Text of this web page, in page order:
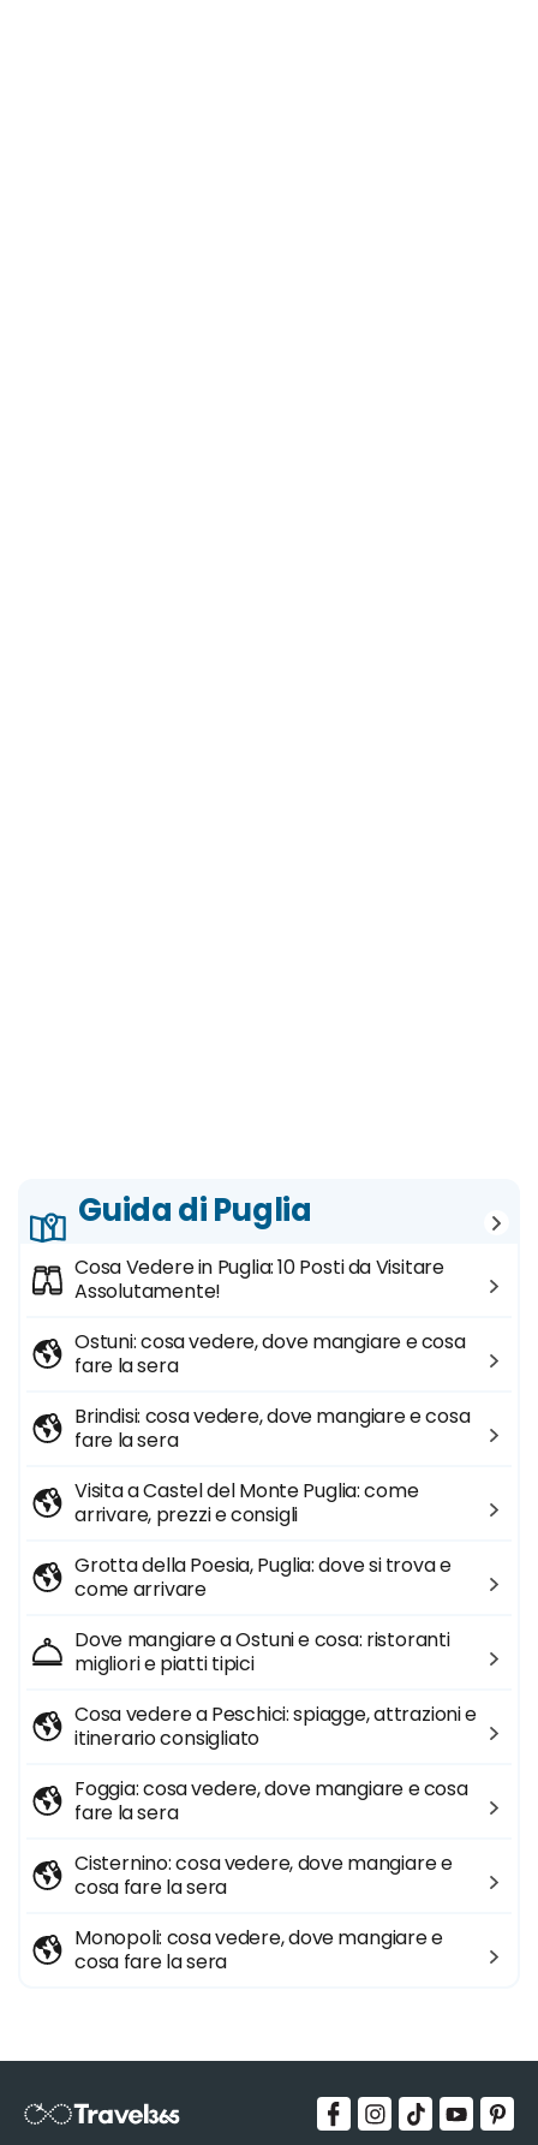
Guida di Puglia
Cosa Vedere in Puglia: 10 Posti da Visitare
Assolutamente!
Ostuni: cosa vedere, dove mangiare e cosa
fare la sera
Brindisi: cosa vedere, dove mangiare e cosa
fare la sera
Visita a Castel del Monte Puglia: come
arrivare, prezzi e consigli
Grotta della Poesia, Puglia: dove si trova e
come arrivare
Dove mangiare a Ostuni e cosa: ristoranti
migliori e piatti tipici
Cosa vedere a Peschici: spiagge, attrazioni e
itinerario consigliato
Foggia: cosa vedere, dove mangiare e cosa
fare la sera
Cisternino: cosa vedere, dove mangiare e
cosa fare la sera
Monopoli: cosa vedere, dove mangiare e
cosa fare la sera